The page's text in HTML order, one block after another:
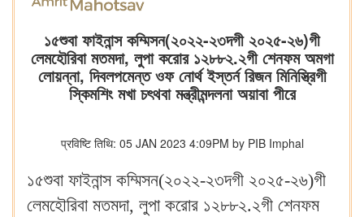
১৫শুবা ফাইনান্স কম্মিসন(২০২২-২৩দগী ২০২৫-২৬)গী
লেমহৌরিবা মতমদা, লুপা করোর ১২৮৮২.২গী শেনফম অমগা
লোয়ন্না, দিবলপমেন্ত ওফ নোর্থ ইস্তর্ন রিজন মিনিস্ত্রিগী
স্কিমশিং মখা চৎথবা মন্ত্রীমন্দলনা অয়াবা পীরে
प्रविष्टि तिथि: 05 JAN 2023 4:09PM by PIB Imphal
১৫শুবা ফাইনান্স কম্মিসন(২০২২-২৩দগী ২০২৫-২৬)গী
লেমহৌরিবা মতমদা, লুপা করোর ১২৮৮২.২গী শেনফম